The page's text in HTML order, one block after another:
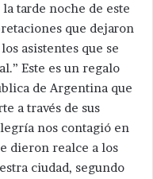
tarde noche de este
que dejaron
asistentes que se
Este es un regalo
de Argentina que
a través de sus
nos contagió en
dieron realce a los
ciudad, segundo